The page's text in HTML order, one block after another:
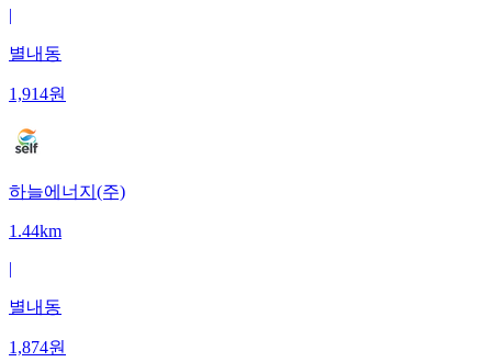
|
별내동
1,914원
하늘에너지(주)
1.44km
|
별내동
1,874원